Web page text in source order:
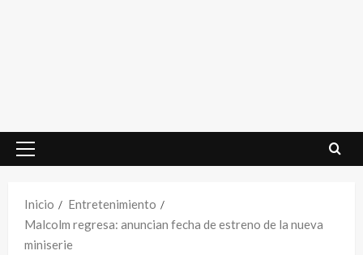
Menú
Inicio
Entretenimiento
Malcolm regresa: anuncian fecha de estreno de la nueva
miniserie